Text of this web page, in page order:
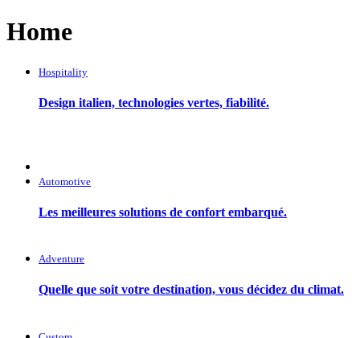
Home
Hospitality
Design italien, technologies vertes, fiabilité.
Automotive
Les meilleures solutions de confort embarqué.
Adventure
Quelle que soit votre destination, vous décidez du climat.